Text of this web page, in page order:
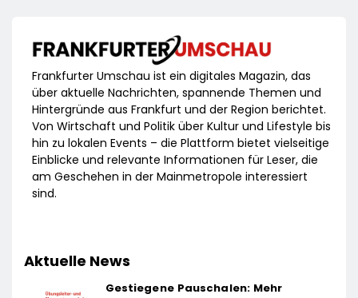
Frankfurter Umschau ist ein digitales Magazin, das
über aktuelle Nachrichten, spannende Themen und
Hintergründe aus Frankfurt und der Region berichtet.
Von Wirtschaft und Politik über Kultur und Lifestyle bis
hin zu lokalen Events – die Plattform bietet vielseitige
Einblicke und relevante Informationen für Leser, die
am Geschehen in der Mainmetropole interessiert
sind.
Aktuelle News
Gestiegene Pauschalen: Mehr